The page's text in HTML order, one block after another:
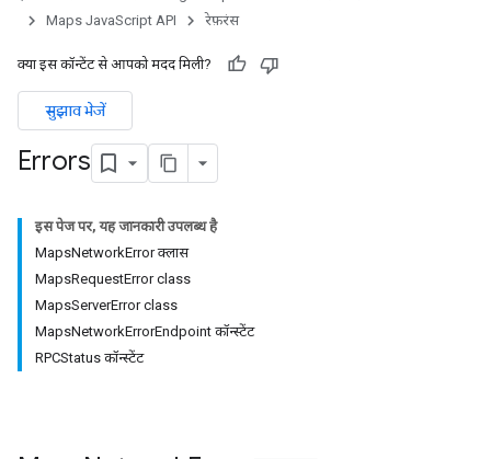
Maps JavaScript API
रेफ़रंस
क्या इस कॉन्टेंट से आपको मदद मिली?
सुझाव भेजें
Errors
इस पेज पर, यह जानकारी उपलब्ध है
MapsNetworkError क्लास
MapsRequestError class
MapsServerError class
MapsNetworkErrorEndpoint कॉन्स्टेंट
RPCStatus कॉन्स्टेंट